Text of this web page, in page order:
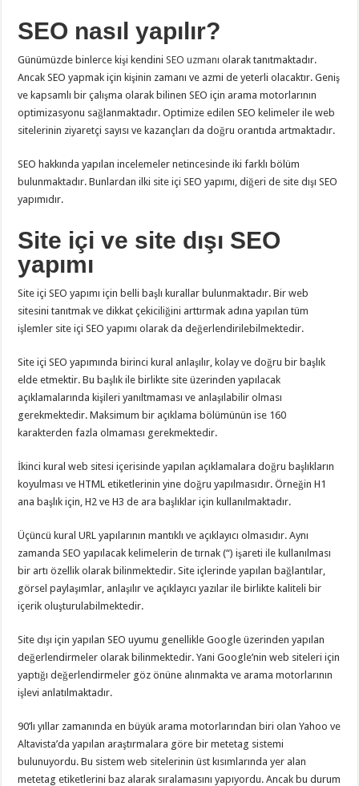
SEO nasıl yapılır?
Günümüzde binlerce kişi kendiniSEO uzmanı olarak tanıtmaktadır.
Ancak SEO yapmak için kişinin zamanı ve azmi de yeterli olacaktır. Geniş
ve kapsamlı bir çalışma olarak bilinen SEO için arama motorlarının
optimizasyonu sağlanmaktadır. Optimize edilen SEO kelimeler ile web
sitelerinin ziyaretçi sayısı ve kazançları da doğru orantıda artmaktadır.
SEO hakkında yapılan incelemeler netincesinde iki farklı bölüm
bulunmaktadır. Bunlardan ilki site içi SEO yapımı, diğeri de site dışı SEO
yapımıdır.
Site içi ve site dışı SEO
yapımı
Site içi SEO yapımı için belli başlı kurallar bulunmaktadır. Bir web
sitesini tanıtmak ve dikkat çekiciliğini arttırmak adına yapılan tüm
işlemler site içi SEO yapımı olarak da değerlendirilebilmektedir.
Site içi SEO yapımında birinci kural anlaşılır, kolay ve doğru bir başlık
elde etmektir. Bu başlık ile birlikte site üzerinden yapılacak
açıklamalarında kişileri yanıltmaması ve anlaşılabilir olması
gerekmektedir. Maksimum bir açıklama bölümünün ise 160
karakterden fazla olmaması gerekmektedir.
İkinci kural web sitesi içerisinde yapılan açıklamalara doğru başlıkların
koyulması ve HTML etiketlerinin yine doğru yapılmasıdır. Örneğin H1
ana başlık için, H2 ve H3 de ara başlıklar için kullanılmaktadır.
Üçüncü kural URL yapılarının mantıklı ve açıklayıcı olmasıdır. Aynı
zamanda SEO yapılacak kelimelerin de tırnak (“) işareti ile kullanılması
bir artı özellik olarak bilinmektedir. Site içlerinde yapılan bağlantılar,
görsel paylaşımlar, anlaşılır ve açıklayıcı yazılar ile birlikte kaliteli bir
içerik oluşturulabilmektedir.
Site dışı için yapılan SEO uyumu genellikle Google üzerinden yapılan
değerlendirmeler olarak bilinmektedir. Yani Google’nin web siteleri için
yaptığı değerlendirmeler göz önüne alınmakta ve arama motorlarının
işlevi anlatılmaktadır.
90’lı yıllar zamanında en büyük arama motorlarından biri olan Yahoo ve
Altavista’da yapılan araştırmalara göre bir metetag sistemi
bulunuyordu. Bu sistem web sitelerinin üst kısımlarında yer alan
metetag etiketlerini baz alarak sıralamasını yapıyordu. Ancak bu durum